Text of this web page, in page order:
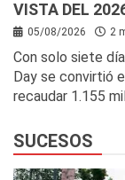
VISTA DEL
05/08/2026 2
Con solo siete
Day se convirtió
recaudar 1.155
SUCESOS